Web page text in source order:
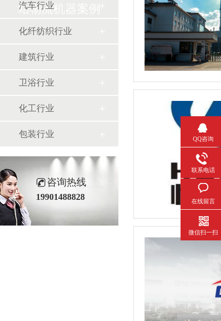
站物流机器案例
汽车行业
化纤纺织行业
建筑行业
卫浴行业
化工行业
包装行业
咨询热线
19901488828
QQ咨询
联系电话
在线留言
微信扫一扫